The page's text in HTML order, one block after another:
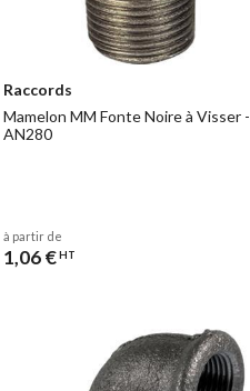
Raccords
Mamelon MM Fonte Noire à Visser -
AN280
à partir de
1,06 €HT